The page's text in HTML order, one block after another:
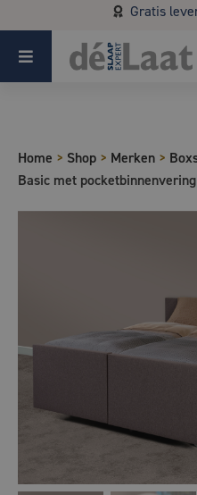
Gratis
Koopzondag 29 maart
Home > Shop > Merken >
Basic met